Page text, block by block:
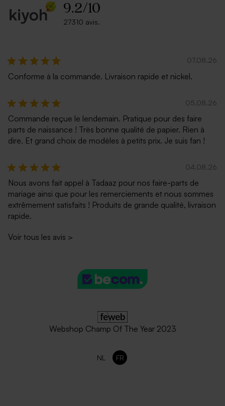
9.2/10
27310 avis.
07.08.26
Conforme à la commande. Livraison rapide et nickel.
05.08.26
Commande reçue le lendemain. Pratique pour des faire
parts de naissance ! Très bonne qualité de papier. Rien à
dire. Et grand choix de modèles à petits prix. Je suis fan !
04.08.26
Nous avons fait appel à Tadaaz pour nos faire-parts de
mariage ainsi que pour les remerciements et nous sommes
extrêmement satisfaits ! Produits de grande qualité, livraison
rapide.
Voir tous les avis >
Webshop Champ Of The Year 2023
NL FR